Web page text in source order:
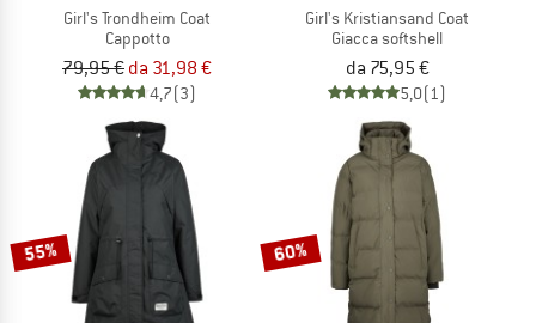
Girl's Trondheim Coat
Cappotto
79,95 € da 31,98 €
4,7(3)
Girl's Kristiansand Coat
Giacca softshell
da 75,95 €
5,0(1)
55% 60%